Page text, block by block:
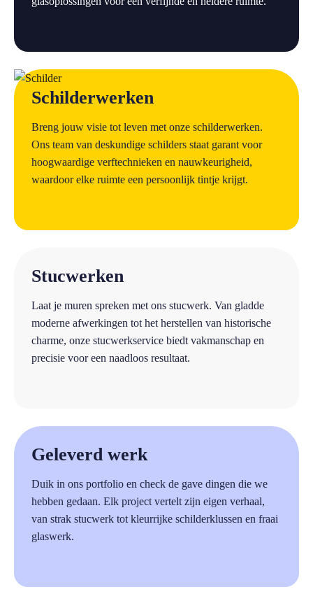
Schilderwerken
Breng jouw visie tot leven met onze schilderwerken.
Ons team van deskundige schilders staat garant voor
hoogwaardige verftechnieken en nauwkeurigheid,
waardoor elke ruimte een persoonlijk tintje krijgt.
a
Stucwerken
Laat je muren spreken met ons stucwerk. Van gladde
moderne afwerkingen tot het herstellen van historische
charme, onze stucwerkservice biedt vakmanschap en
precisie voor een naadloos resultaat.
Geleverd werk
Duik in ons portfolio en check de gave dingen die we
hebben gedaan. Elk project vertelt zijn eigen verhaal,
van strak stucwerk tot kleurrijke schilderklussen en fraai
glaswerk.